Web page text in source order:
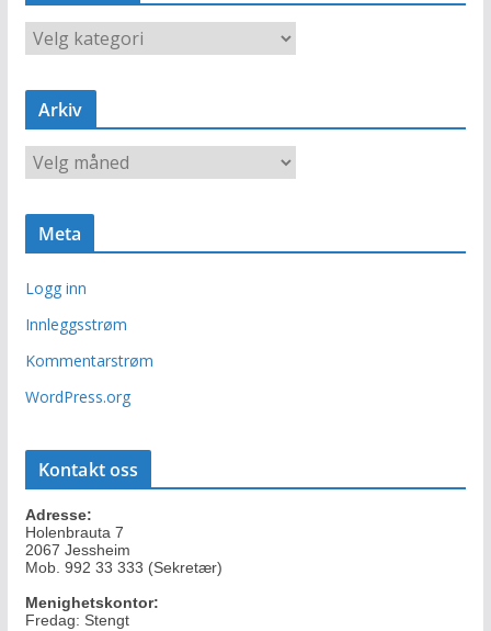
K
a
e
o
i
r
Arkiv
A
r
i
Meta
Logg inn
Innleggsstrøm
Kommentarstrøm
WordPress.org
Kontakt oss
Adresse:
Holenbrauta 7
2067 Jessheim
Mob. 992 33 333 (Sekretær)
Menighetskontor:
Fredag: Stengt